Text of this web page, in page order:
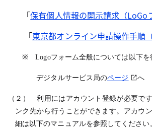
「保有個人情報の開示請求（LoGo
「東京都オンライン申請操作手順（
※ Logoフォーム全般については以下を御
デジタルサービス局のページ へ
（２） 利用にはアカウント登録が必要で
ンク先から行うことができます。アカウ
細は以下のマニュアルを参照してください